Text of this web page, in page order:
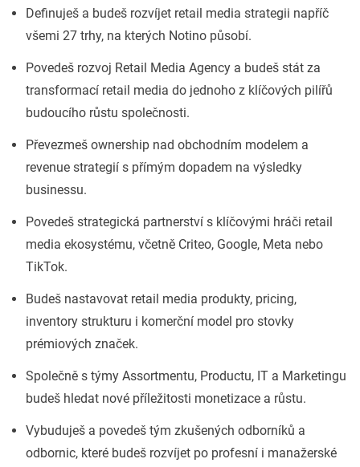
Definuješ a budeš rozvíjet retail media strategii napříč
všemi 27 trhy, na kterých Notino působí.
Povedeš rozvoj Retail Media Agency a budeš stát za
transformací retail media do jednoho z klíčových pilířů
budoucího růstu společnosti.
Převezmeš ownership nad obchodním modelem a
revenue strategií s přímým dopadem na výsledky
businessu.
Povedeš strategická partnerství s klíčovými hráči retail
media ekosystému, včetně Criteo, Google, Meta nebo
TikTok.
Budeš nastavovat retail media produkty, pricing,
inventory strukturu i komerční model pro stovky
prémiových značek.
Společně s týmy Assortmentu, Productu, IT a Marketingu
budeš hledat nové příležitosti monetizace a růstu.
Vybuduješ a povedeš tým zkušených odborníků a
odbornic, které budeš rozvíjet po profesní i manažerské